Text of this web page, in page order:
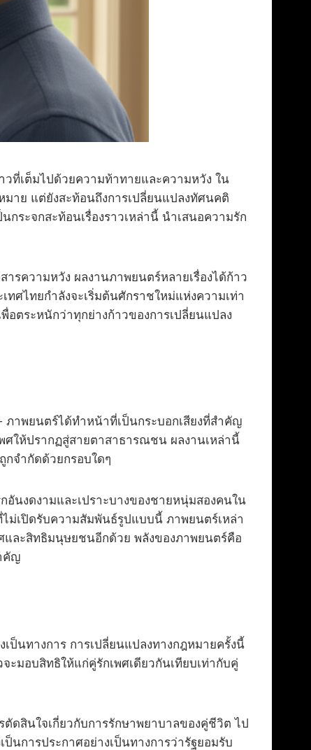
วที่เต็มไปด้วยความท้าทายและความหวัง ใน
าย แต่ยังสะท้อนถึงการเปลี่ยนแปลงทัศนคติ
ระจกสะท้อนเรื่องราวเหล่านี้ นำเสนอความรัก
รความหวัง ผลงานภาพยนตร์หลายเรื่องได้ก้าว
ศไทยกำลังจะเริ่มต้นศักราชใหม่แห่งความเท่า
อตระหนักว่าทุกย่างก้าวของการเปลี่ยนแปลง
ภาพยนตร์ได้ทำหน้าที่เป็นกระบอกเสียงที่สำคัญ
ศให้ปรากฏสู่สายตาสาธารณชน ผลงานเหล่านี้
กจำกัดด้วยกรอบใดๆ
อันงดงามและเปราะบางของชายหนุ่มสองคนใน
ไม่เปิดรับความสัมพันธ์รูปแบบนี้ ภาพยนตร์เหล่า
และสิทธิมนุษยชนอีกด้วย พลังของภาพยนตร์คือ
คัญ
ป็นทางการ การเปลี่ยนแปลงทางกฎหมายครั้งนี้
มอบสิทธิให้แก่คู่รักเพศเดียวกันเทียบเท่ากับคู่
ดสินใจเกี่ยวกับการรักษาพยาบาลของคู่ชีวิต ไป
นการประกาศอย่างเป็นทางการว่ารัฐยอมรับ